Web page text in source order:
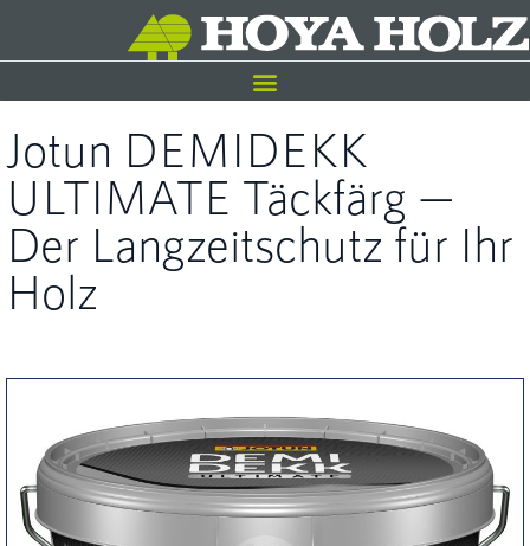
Jotun DEMIDEKK
ULTIMATE Täckfärg —
Der Langzeitschutz für Ihr
Holz